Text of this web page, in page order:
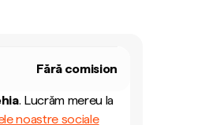
Fără comision
. Lucrăm mereu la
noastre sociale